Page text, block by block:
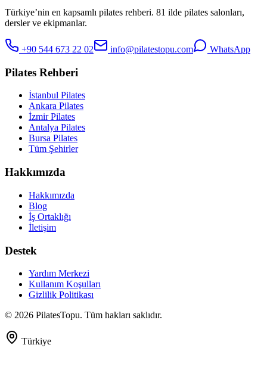
Türkiye’nin en kapsamlı pilates rehberi. 81 ilde pilates salonları,
dersler ve ekipmanlar.
+90 544 673 22 02 info@pilatestopu.com WhatsApp
Pilates Rehberi
İstanbul Pilates
Ankara Pilates
İzmir Pilates
Antalya Pilates
Bursa Pilates
Tüm Şehirler
Hakkımızda
Hakkımızda
Blog
İş Ortaklığı
İletişim
Destek
Yardım Merkezi
Kullanım Koşulları
Gizlilik Politikası
© 2026 PilatesTopu. Tüm hakları saklıdır.
Türkiye